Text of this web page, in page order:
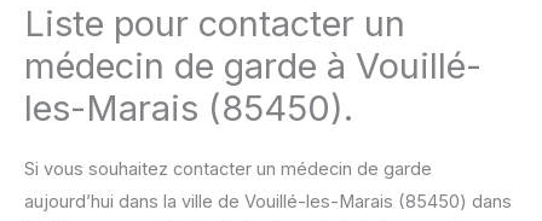
Liste pour contacter un
médecin de garde à Vouillé-
les-Marais (85450).
Si vous souhaitez contacter un médecin de garde
aujourd’hui dans la ville de Vouillé-les-Marais (85450) dans